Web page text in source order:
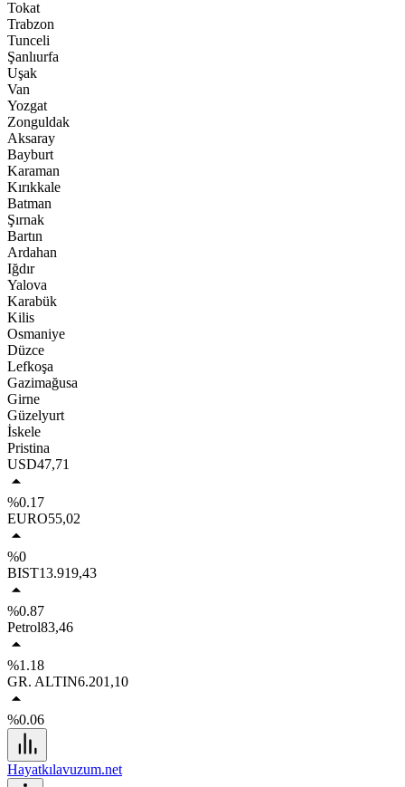
Tokat
Trabzon
Tunceli
Şanlıurfa
Uşak
Van
Yozgat
Zonguldak
Aksaray
Bayburt
Karaman
Kırıkkale
Batman
Şırnak
Bartın
Ardahan
Iğdır
Yalova
Karabük
Kilis
Osmaniye
Düzce
Lefkoşa
Gazimağusa
Girne
Güzelyurt
İskele
Pristina
USD47,71
%0.17
EURO55,02
%0
BIST13.919,43
%0.87
Petrol83,46
%1.18
GR. ALTIN6.201,10
%0.06
Hayatkılavuzum.net